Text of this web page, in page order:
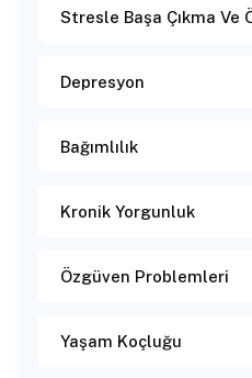
Stresle Başa Çıkma Ve
Depresyon
Bağımlılık
Kronik Yorgunluk
Özgüven Problemleri
Yaşam Koçluğu